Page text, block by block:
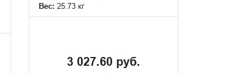
Вес: 25.73 кг
3 027.60 руб.